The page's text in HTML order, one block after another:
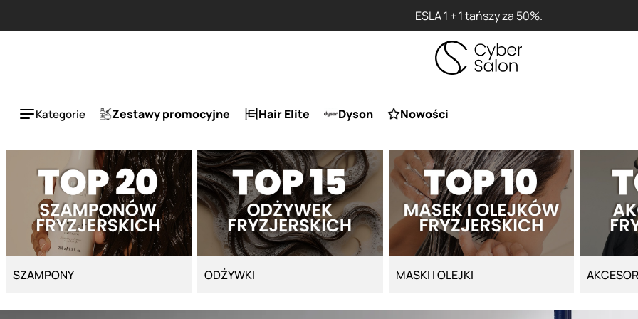
ESLA 1 + 1 tańszy za 50%.
Kategorie Zestawy promocyjne Hair Elite Dyson Nowości
SZAMPONY ODŻYWKI MASKI I OLEJKI